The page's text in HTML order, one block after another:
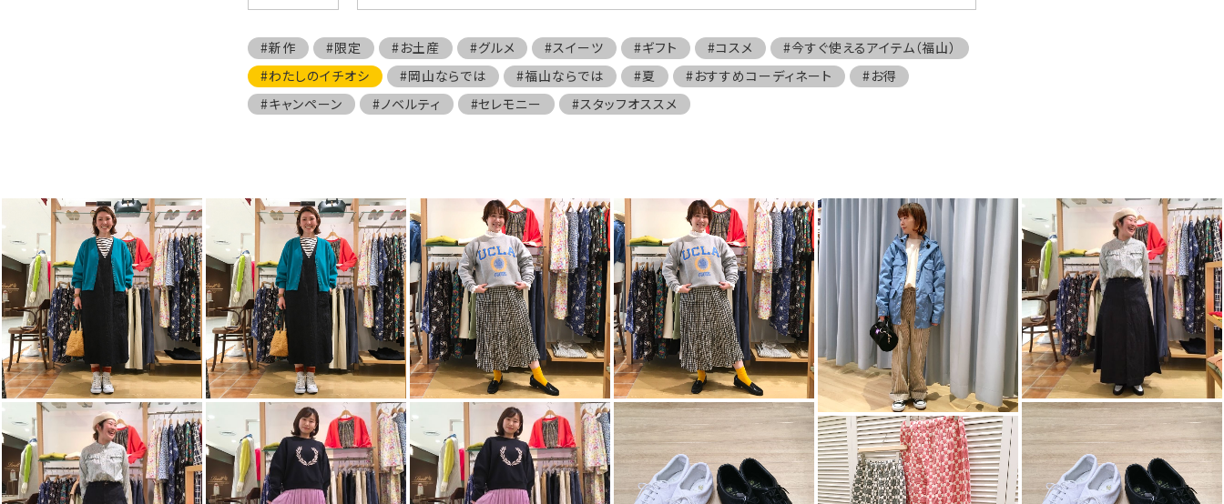
#新作 #限定 #お土産 #グルメ #スイーツ #ギフト #コスメ
#今すぐ使えるアイテム（福山）
#わたしのイチオシ
#岡山ならでは #福山ならでは #夏 #おすすめコーディネート
#お得
#キャンペーン
#ノベルティ #セレモニー #スタッフオススメ